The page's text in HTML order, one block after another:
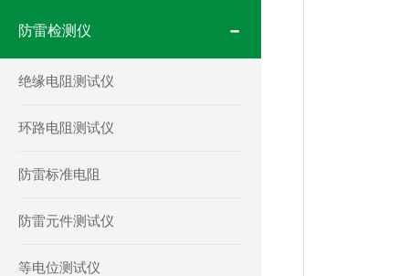
防雷检测仪
绝缘电阻测试仪
环路电阻测试仪
防雷标准电阻
防雷元件测试仪
等电位测试仪